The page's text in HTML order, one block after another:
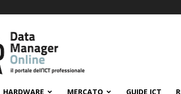
Data
Manager
Online
HARDWARE MERCATO GUIDE ICT